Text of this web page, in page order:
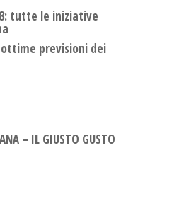
tutte le iniziative
previsioni dei
– IL GIUSTO GUSTO